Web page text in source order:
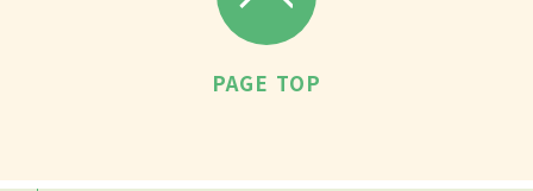
PAGE TOP